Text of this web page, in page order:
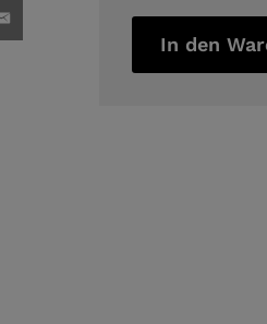
quantity
In den